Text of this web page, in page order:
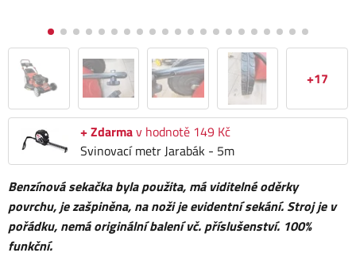
+17
+ Zdarmav hodnotě 149 Kč
Svinovací metr Jarabák - 5m
Benzínová sekačka byla použita, má viditelné oděrky
povrchu, je zašpiněna, na noži je evidentní sekání. Stroj je v
pořádku, nemá originální balení vč. příslušenství. 100%
funkční.